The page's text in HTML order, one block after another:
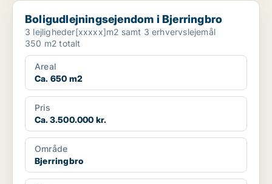
Boligudlejningsejendom i Bjerringbro
Boligudlejningsejendom i Bjerringbro
3 lejligheder[xxxxx]m2 samt 3 erhvervslejemål
350 m2 totalt
Areal
Ca. 650 m2
Pris
Ca. 3.500.000 kr.
Område
Bjerringbro